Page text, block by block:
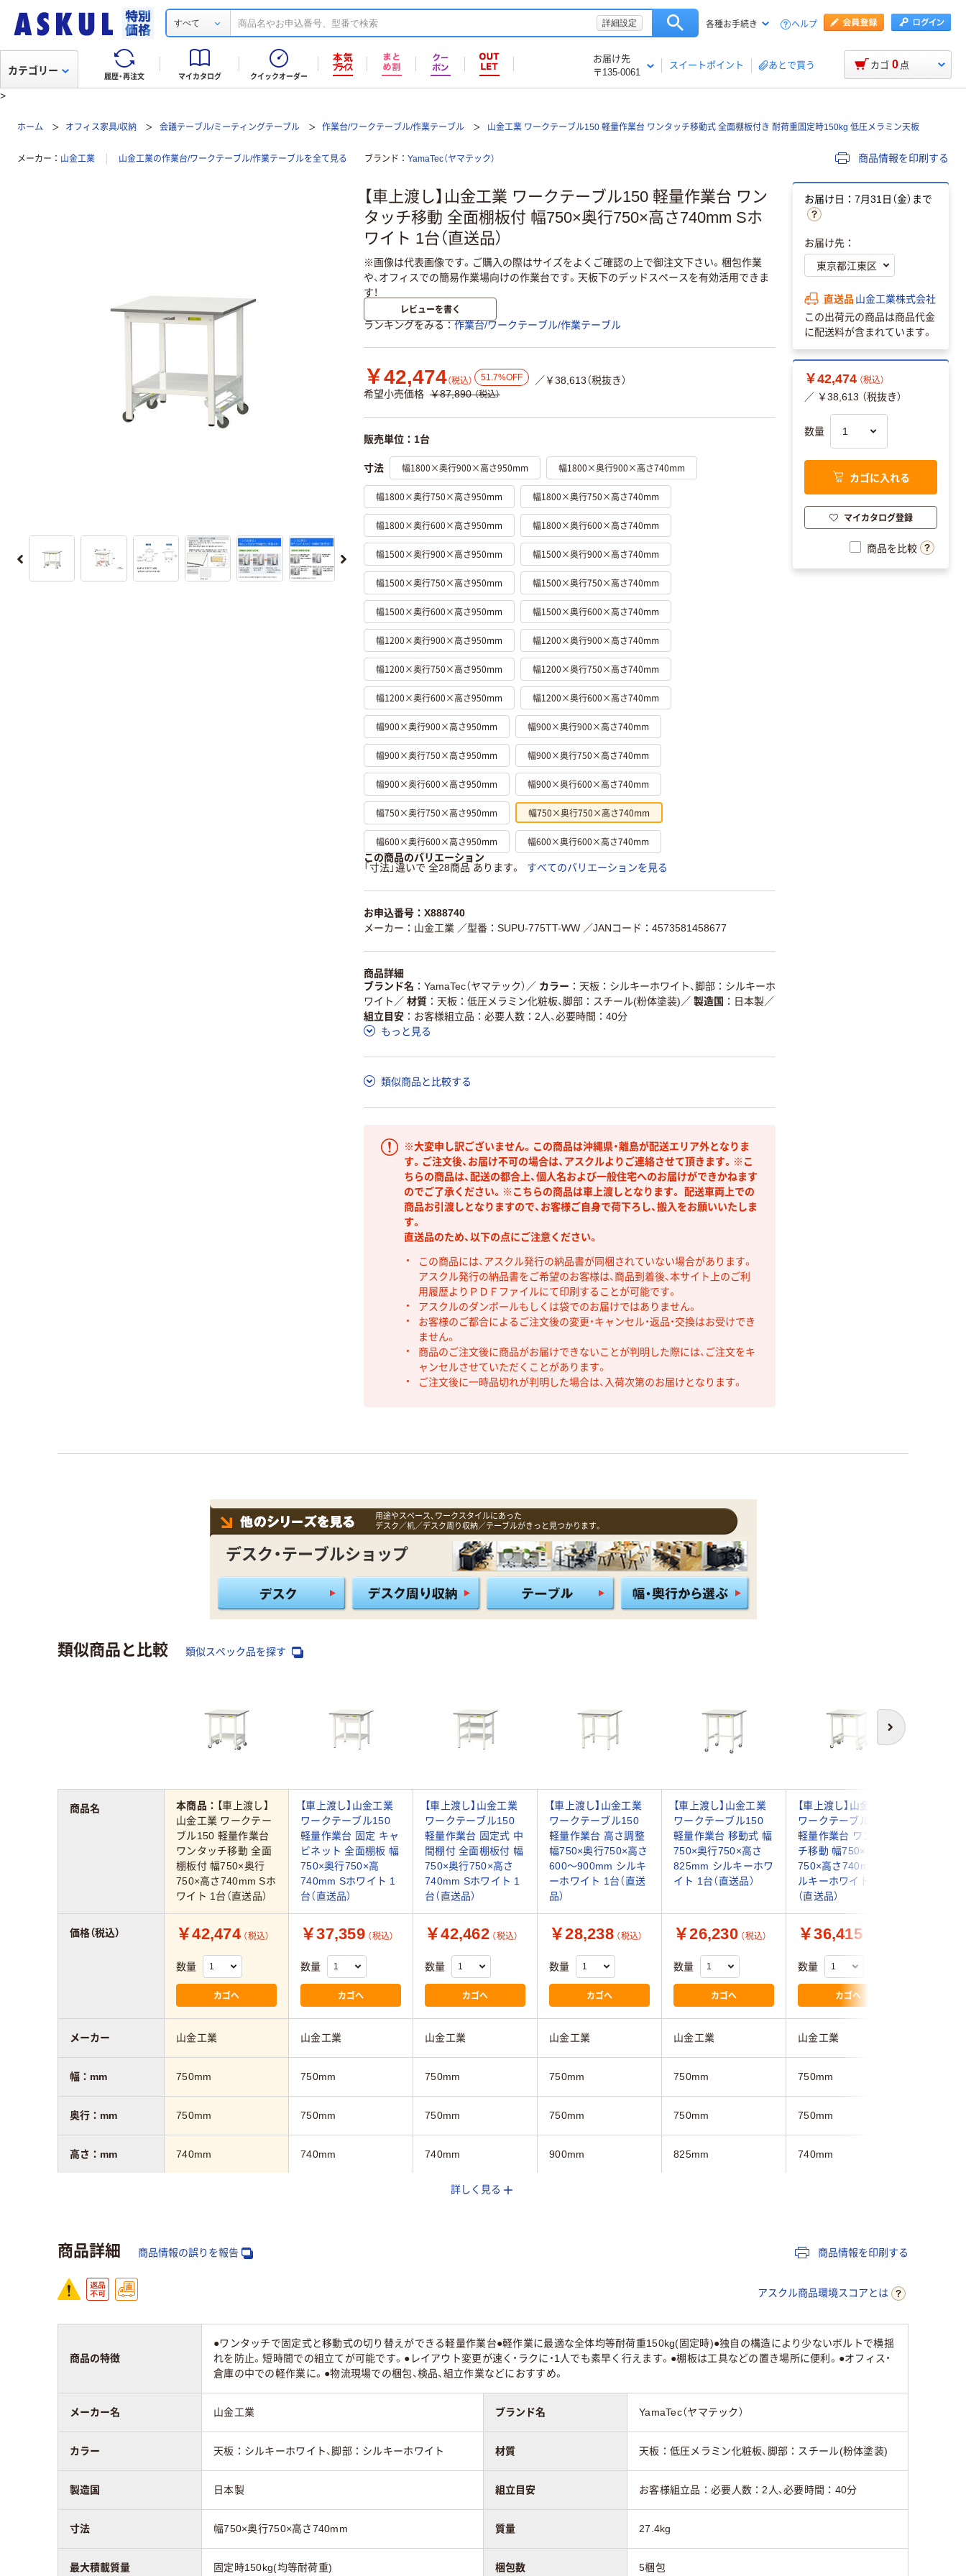
すべて 詳細設定 各種お手続き ヘルプ
履歴・再注文 マイカタログ クイックオーダー
お届け先
〒135-0061
スイートポイント あとで買う
カテゴリー カゴ 0 点
>
ホーム オフィス家具/収納 会議テーブル/ミーティングテーブル 作業台/ワークテーブル/作業テーブル 山金工業 ワークテーブル150 軽量作業台 ワンタッチ移動式 全面棚板付き 耐荷重固定時150kg 低圧メラミン天板
メーカー 山金工業 山金工業の作業台/ワークテーブル/作業テーブルを全て見る ブランド YamaTec（ヤマテック） 商品情報を印刷する
【車上渡し】山金工業 ワークテーブル150 軽量作業台 ワン
タッチ移動 全面棚板付 幅750×奥行750×高さ740mm Sホ
ワイト 1台（直送品）
※画像は代表画像です。ご購入の際はサイズをよくご確認の上で御注文下さい。梱包作業
や、オフィスでの簡易作業場向けの作業台です。天板下のデッドスペースを有効活用できま
す！
レビューを書く
ランキングをみる 作業台/ワークテーブル/作業テーブル
￥42,474（税込） 51.7%OFF
／￥38,613（税抜き）
希望小売価格 ￥87,890 （税込）
販売単位：1台
寸法 幅1800×奥行900×高さ950mm 幅1800×奥行900×高さ740mm
幅1800×奥行750×高さ950mm 幅1800×奥行750×高さ740mm
幅1800×奥行600×高さ950mm 幅1800×奥行600×高さ740mm
幅1500×奥行900×高さ950mm 幅1500×奥行900×高さ740mm
幅1500×奥行750×高さ950mm 幅1500×奥行750×高さ740mm
幅1500×奥行600×高さ950mm 幅1500×奥行600×高さ740mm
幅1200×奥行900×高さ950mm 幅1200×奥行900×高さ740mm
幅1200×奥行750×高さ950mm 幅1200×奥行750×高さ740mm
幅1200×奥行600×高さ950mm 幅1200×奥行600×高さ740mm
幅900×奥行900×高さ950mm 幅900×奥行900×高さ740mm
幅900×奥行750×高さ950mm 幅900×奥行750×高さ740mm
幅900×奥行600×高さ950mm 幅900×奥行600×高さ740mm
幅750×奥行750×高さ950mm 幅750×奥行750×高さ740mm
幅600×奥行600×高さ950mm 幅600×奥行600×高さ740mm
この商品のバリエーション
「寸法」違いで 全28商品 あります。
すべてのバリエーションを見る
お申込番号：X888740
メーカー：山金工業 ／型番：SUPU-775TT-WW ／JANコード：4573581458677
商品詳細
ブランド名
YamaTec（ヤマテック） ／ カラー
天板：シルキーホワイト、脚部：シルキーホ
ワイト ／ 材質 天板：低圧メラミン化粧板、脚部：スチール(粉体塗装) ／ 製造国 日本製／
組立目安
お客様組立品：必要人数：2人、必要時間：40分
もっと見る
類似商品と比較する
※大変申し訳ございません。この商品は沖縄県・離島が配送エリア外となりま
す。ご注文後、お届け不可の場合は、アスクルよりご連絡させて頂きます。※こ
ちらの商品は、配送の都合上、個人名および一般住宅へのお届けができかねます
のでご了承ください。※こちらの商品は車上渡しとなります。 配送車両上での
商品お引渡しとなりますので、お客様ご自身で荷下ろし、搬入をお願いいたしま
す。
直送品のため、以下の点にご注意ください。
この商品には、アスクル発行の納品書が同梱されていない場合があります。
アスクル発行の納品書をご希望のお客様は、商品到着後、本サイト上のご利
用履歴よりＰＤＦファイルにて印刷することが可能です。
アスクルのダンボールもしくは袋でのお届けではありません。
お客様のご都合によるご注文後の変更・キャンセル・返品・交換はお受けでき
ません。
商品のご注文後に商品がお届けできないことが判明した際には、ご注文をキ
ャンセルさせていただくことがあります。
ご注文後に一時品切れが判明した場合は、入荷次第のお届けとなります。
お届け日：7月31日（金）まで
お届け先：
直送品 山金工業株式会社
この出荷元の商品は商品代金
に配送料が含まれています。
￥42,474 （税込）
／ ￥38,613 （税抜き）
数量
カゴに入れる
マイカタログ登録
商品を比較
用途やスペース、ワークスタイルにあった
デスク／机／デスク周り収納／テーブルがきっと見つかります。
デスク・テーブルショップ
類似商品と比較 類似スペック品を探す
次へ
本商品： 【車上渡し】
山金工業 ワークテー
ブル150 軽量作業台
ワンタッチ移動 全面
棚板付 幅750×奥行
750×高さ740mm Sホ
ワイト 1台（直送品）
【車上渡し】山金工業
ワークテーブル150
軽量作業台 固定 キャ
ビネット 全面棚板 幅
750×奥行750×高
740mm Sホワイト 1
台（直送品）
【車上渡し】山金工業
ワークテーブル150
軽量作業台 固定式 中
間棚付 全面棚板付 幅
750×奥行750×高さ
740mm Sホワイト 1
台（直送品）
【車上渡し】山金工業
ワークテーブル150
軽量作業台 高さ調整
幅750×奥行750×高さ
600～900mm シルキ
ーホワイト 1台（直送
品）
【車上渡し】山金工業
ワークテーブル150
軽量作業台 移動式 幅
750×奥行750×高さ
825mm シルキーホワ
イト 1台（直送品）
【車上渡し】山金工業
ワークテーブル150
軽量作業台 ワンタッ
チ移動 幅750×奥行
750×高さ740mm シ
ルキーホワイト 1台
（直送品）
￥42,474 （税込）
数量
カゴへ
￥37,359 （税込）
数量
カゴへ
￥42,462 （税込）
数量
カゴへ
￥28,238 （税込）
数量
カゴへ
￥26,230 （税込）
数量
カゴへ
￥36,415
数量
カゴへ
山金工業 山金工業 山金工業 山金工業 山金工業 山金工業
750mm 750mm 750mm 750mm 750mm 750mm
750mm 750mm 750mm 750mm 750mm 750mm
740mm 740mm 740mm 900mm 825mm 740mm
ホワイト系
商品名
価格（税込）
メーカー
幅：mm
奥行：mm
高さ：mm
詳しく見る
商品詳細 商品情報の誤りを報告 商品情報を印刷する
アスクル商品環境スコアとは
商品の特徴
●ワンタッチで固定式と移動式の切り替えができる軽量作業台●軽作業に最適な全体均等耐荷重150kg(固定時)●独自の構造により少ないボルトで横揺
れを防止。短時間での組立てが可能です。●レイアウト変更が速く・ラクに・1人でも素早く行えます。●棚板は工具などの置き場所に便利。●オフィス・
倉庫の中での軽作業に。●物流現場での梱包、検品、組立作業などにおすすめ。
メーカー名 山金工業 ブランド名 YamaTec（ヤマテック）
カラー 天板：シルキーホワイト、脚部：シルキーホワイト 材質 天板：低圧メラミン化粧板、脚部：スチール(粉体塗装)
製造国 日本製 組立目安 お客様組立品：必要人数：2人、必要時間：40分
寸法 幅750×奥行750×高さ740mm 質量 27.4kg
最大積載質量 固定時150kg(均等耐荷重) 梱包数 5梱包